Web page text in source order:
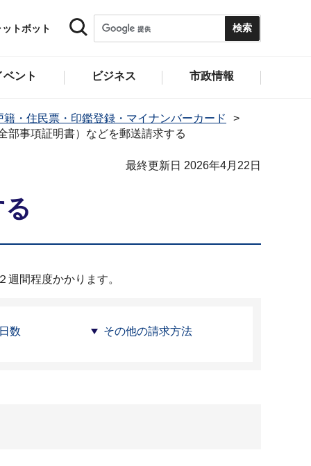
トボット
ント ビジネス 市政情報
籍・住民票・印鑑登録・マイナンバーカード
部事項証明書）などを郵送請求する
最終更新日 2026年4月22日
間程度かかります。
数 その他の請求方法